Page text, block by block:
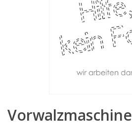
Vorwalzmaschine